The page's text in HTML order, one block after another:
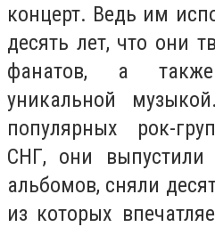
концерт. Ведь им
десять лет, что они
фанатов, а
уникальной
популярных рок-
СНГ, они выпустили
альбомов, сняли
из которых